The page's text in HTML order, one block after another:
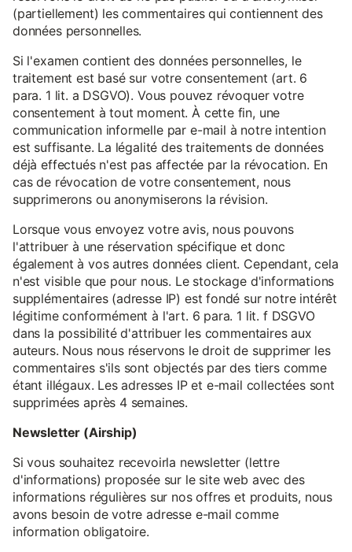
(partiellement) les commentaires qui contiennent des
données personnelles.
Si l'examen contient des données personnelles, le
traitement est basé sur votre consentement (art. 6
para. 1 lit. a DSGVO). Vous pouvez révoquer votre
consentement à tout moment. À cette fin, une
communication informelle par e-mail à notre intention
est suffisante. La légalité des traitements de données
déjà effectués n'est pas affectée par la révocation. En
cas de révocation de votre consentement, nous
supprimerons ou anonymiserons la révision.
Lorsque vous envoyez votre avis, nous pouvons
l'attribuer à une réservation spécifique et donc
également à vos autres données client. Cependant, cela
n'est visible que pour nous. Le stockage d'informations
supplémentaires (adresse IP) est fondé sur notre intérêt
légitime conformément à l'art. 6 para. 1 lit. f DSGVO
dans la possibilité d'attribuer les commentaires aux
auteurs. Nous nous réservons le droit de supprimer les
commentaires s'ils sont objectés par des tiers comme
étant illégaux. Les adresses IP et e-mail collectées sont
supprimées après 4 semaines.
Newsletter (Airship)
Si vous souhaitez recevoirla newsletter (lettre
d'informations) proposée sur le site web avec des
informations régulières sur nos offres et produits, nous
avons besoin de votre adresse e-mail comme
information obligatoire.